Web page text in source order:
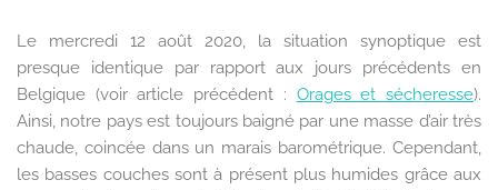
Le mercredi 12 août 2020, la situation synoptique est
presque identique par rapport aux jours précédents en
Belgique (voir article précédent : Orages et sécheresse).
Ainsi, notre pays est toujours baigné par une masse d’air très
chaude, coincée dans un marais barométrique. Cependant,
les basses couches sont à présent plus humides grâce aux